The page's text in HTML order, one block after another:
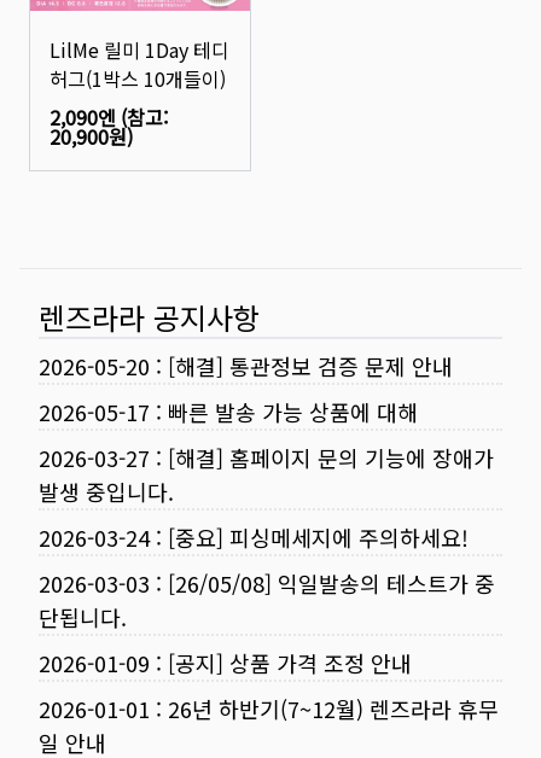
LilMe 릴미 1Day 테디
허그(1박스 10개들이)
2,090엔 (참고:
20,900원)
렌즈라라 공지사항
2026-05-20 : [해결] 통관정보 검증 문제 안내
2026-05-17 : 빠른 발송 가능 상품에 대해
2026-03-27 : [해결] 홈페이지 문의 기능에 장애가
발생 중입니다.
2026-03-24: [중요] 피싱메세지에 주의하세요!
2026-03-03 : [26/05/08] 익일발송의 테스트가 중
단됩니다.
2026-01-09 : [공지] 상품 가격 조정 안내
2026-01-01 : 26년 하반기(7~12월) 렌즈라라 휴무
일 안내